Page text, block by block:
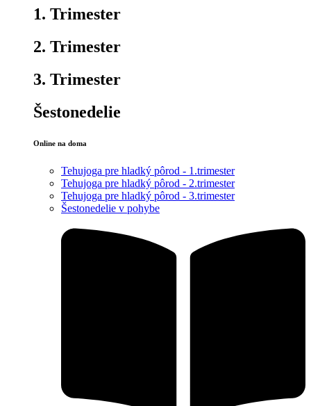
1. Trimester
2. Trimester
3. Trimester
Šestonedelie
Online na doma
Tehujoga pre hladký pôrod - 1.trimester
Tehujoga pre hladký pôrod - 2.trimester
Tehujoga pre hladký pôrod - 3.trimester
Šestonedelie v pohybe